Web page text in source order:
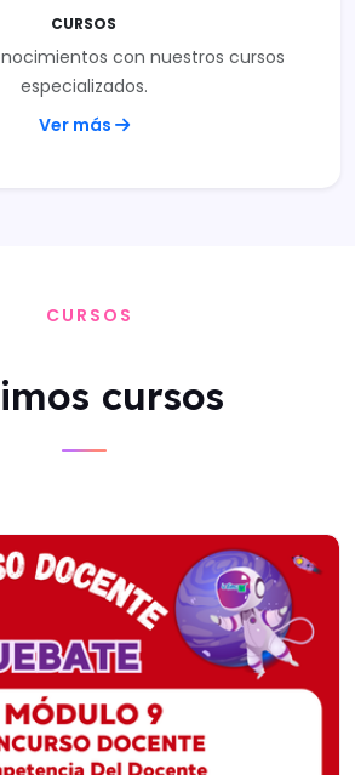
CURSOS
con nuestros cursos
especializados.
Ver más
CURSOS
cursos